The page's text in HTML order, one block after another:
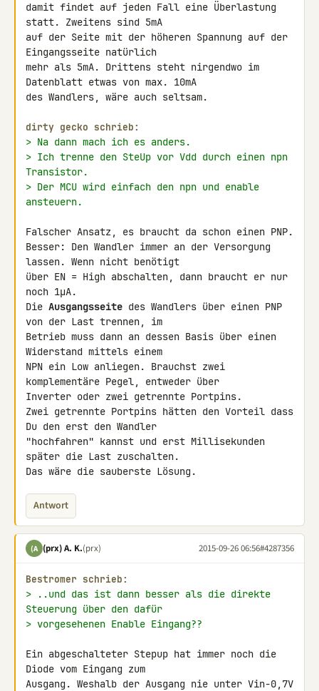
damit findet auf jeden Fall eine Überlastung
statt. Zweitens sind 5mA
auf der Seite mit der höheren Spannung auf der
Eingangsseite natürlich
mehr als 5mA. Drittens steht nirgendwo im
Datenblatt etwas von max. 10mA
des Wandlers, wäre auch seltsam.
dirty gecko schrieb:
> Na dann mach ich es anders.
> Ich trenne den SteUp vor Vdd durch einen npn
Transistor.
> Der MCU wird einfach den npn und enable
ansteuern.
Falscher Ansatz, es braucht da schon einen PNP.
Besser: Den Wandler immer an der Versorgung
lassen. Wenn nicht benötigt
über EN = High abschalten, dann braucht er nur
noch 1µA.
Die Ausgangsseite des Wandlers über einen PNP
von der Last trennen, im
Betrieb muss dann an dessen Basis über einen
Widerstand mittels einem
NPN ein Low anliegen. Brauchst zwei
komplementäre Pegel, entweder über
Inverter oder zwei getrennte Portpins.
Zwei getrennte Portpins hätten den Vorteil dass
Du den erst den Wandler
"hochfahren" kannst und erst Millisekunden
später die Last zuschalten.
Das wäre die sauberste Lösung.
Antwort
(A (prx) A. K.(prx) 2015-09-26 06:56#4287356
Bestromer schrieb:
> ..und das ist dann besser als die direkte
Steuerung über den dafür
> vorgesehenen Enable Eingang??
Ein abgeschalteter Stepup hat immer noch die
Diode vom Eingang zum
Ausgang. Weshalb der Ausgang nie unter Vin-0,7V